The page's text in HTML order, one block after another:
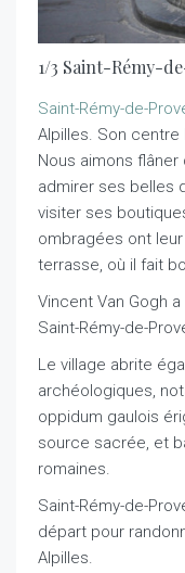
1/3 Saint-Rémy-
Saint-Rémy-de-
Alpilles. Son centre
Nous aimons
admirer ses belles
visiter ses
ombragées ont
terrasse, où il fait
Vincent Van Gogh
Saint-Rémy-de-
Le village abrite
archéologiques,
oppidum gaulois
source sacrée, et
romaines.
Saint-Rémy-de-
départ pour
Alpilles.